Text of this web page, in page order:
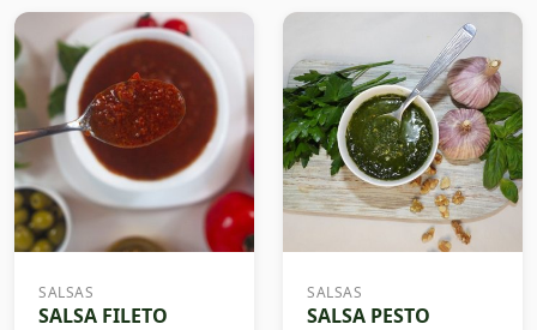
SALSAS
SALSA FILETO
SALSAS
SALSA PESTO